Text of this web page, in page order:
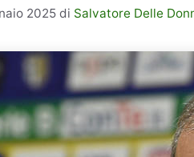
2025 di Salvatore Delle